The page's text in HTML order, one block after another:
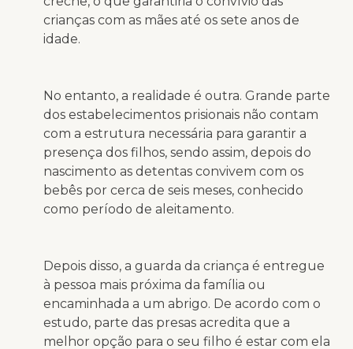
crianças com as mães até os sete anos de
idade.
No entanto, a realidade é outra. Grande parte
dos estabelecimentos prisionais não contam
com a estrutura necessária para garantir a
presença dos filhos, sendo assim, depois do
nascimento as detentas convivem com os
bebês por cerca de seis meses, conhecido
como período de aleitamento.
Depois disso, a guarda da criança é entregue
à pessoa mais próxima da família ou
encaminhada a um abrigo. De acordo com o
estudo, parte das presas acredita que a
melhor opção para o seu filho é estar com ela